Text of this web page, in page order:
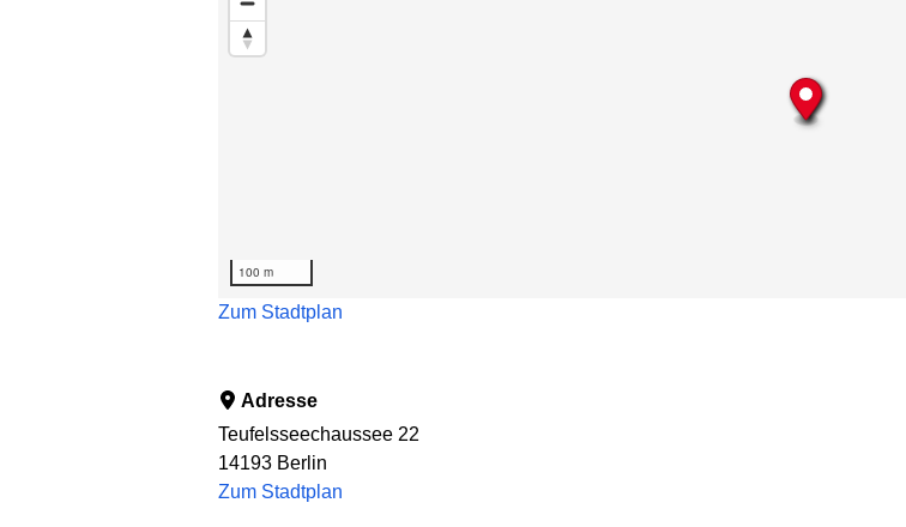
100 m
Zum Stadtplan
Adresse
Teufelsseechaussee 22
14193 Berlin
Zum Stadtplan